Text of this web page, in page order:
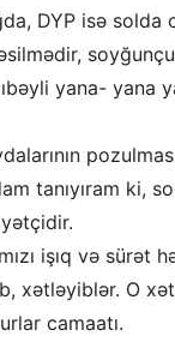
DYP isə solda
yana- yana
tanıyıram ki,
işıq və
xətləyiblər. O
camaatı.